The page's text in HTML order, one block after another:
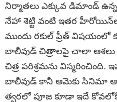
నిర్మాతలు ఎక్కువ డిమాండ్ ఉన్న
నేహా శెట్టి వంటి ఇతర
ముందు రకుల్ ప్రీత్
బాలీవుడ్ చిత్రాలపై చాలా ఆశలు
చిత్ర పరిశ్రమను విస్మరించింది.
బాలీవుడ్ కానీ ఆమెకు సినిమా
త్వరలో పూజ కూడా ఇదే